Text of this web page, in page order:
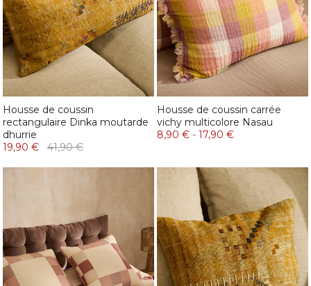
Housse de coussin
rectangulaire Dinka moutarde
dhurrie
19,90 €
41,90 €
Housse de coussin carrée
vichy multicolore Nasau
8,90 € - 17,90 €